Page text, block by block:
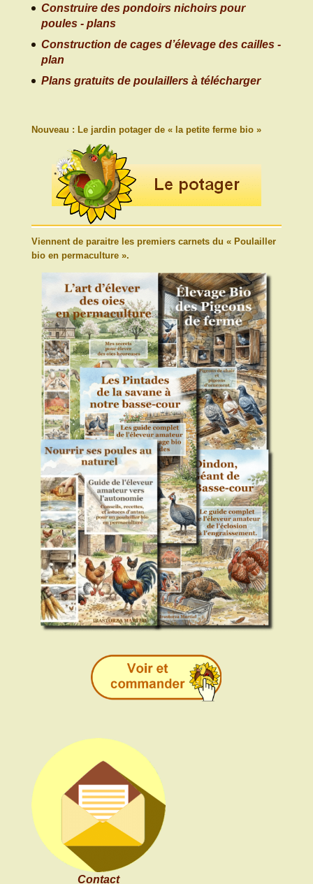
Construire des pondoirs nichoirs pour
poules - plans
Construction de cages d’élevage des cailles -
plan
Plans gratuits de poulaillers à télécharger
Nouveau : Le jardin potager de « la petite ferme bio »
Viennent de paraitre les premiers carnets du « Poulailler
bio en permaculture ».
Contact